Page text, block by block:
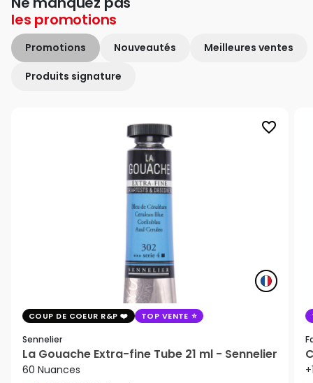
les promotions
Promotions Nouveautés Meilleures ventes
Produits signature
favorite_border
COUP DE COEUR R&P TOP VENTE
Sennelier
La Gouache Extra-fine Tube 21 ml - Sennelier
60 Nuances